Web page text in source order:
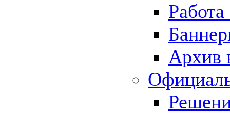
Архив